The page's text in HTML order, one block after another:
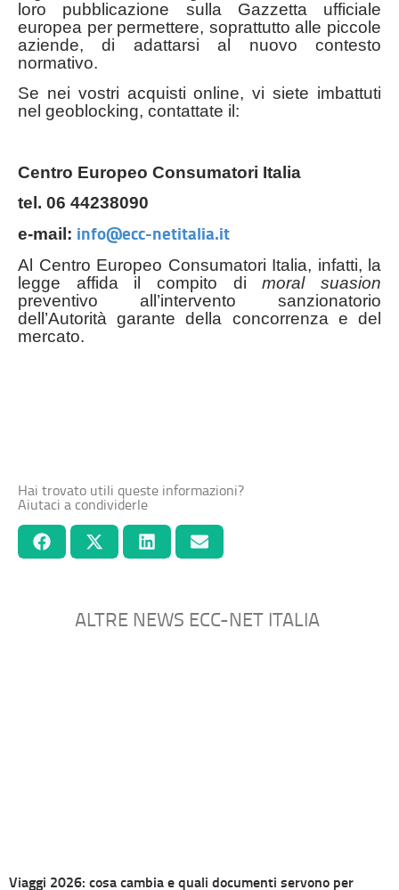
loro pubblicazione sulla Gazzetta ufficiale
europea per permettere, soprattutto alle piccole
aziende, di adattarsi al nuovo contesto
normativo.
Se nei vostri acquisti online, vi siete imbattuti
nel geoblocking, contattate il:
Centro Europeo Consumatori Italia
tel. 06 44238090
e-mail: info@ecc-netitalia.it
Al Centro Europeo Consumatori Italia, infatti, la
legge affida il compito dimoral suasion
preventivo all’intervento sanzionatorio
dell’Autorità garante della concorrenza e del
mercato.
Hai trovato utili queste informazioni?
Aiutaci a condividerle
ALTRE NEWS ECC-NET ITALIA
Viaggi 2026: cosa cambia e quali documenti servono per